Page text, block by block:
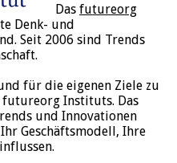
Das futureorg
Denk- und
Seit 2006 sind Trends
für die eigenen Ziele zu
futureorg Instituts. Das
und Innovationen
Geschäftsmodell, Ihre